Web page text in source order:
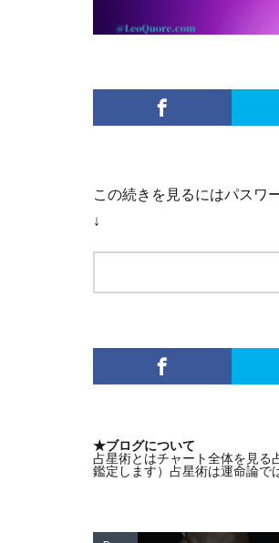
この続きを見るにはパスワ
↓
★ブログについて
占星術とはチャート全体を見る
鑑定します）占星術は運命論で